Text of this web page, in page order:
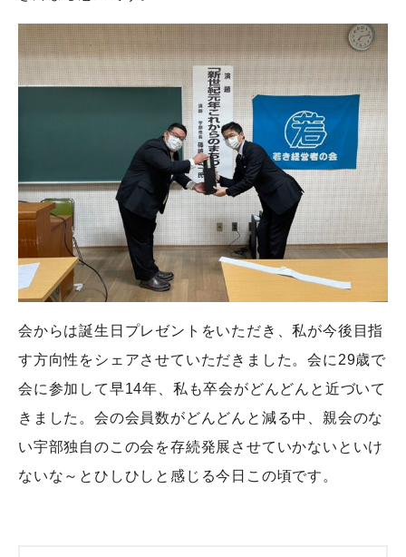
会からは誕生日プレゼントをいただき、私が今後目指
す方向性をシェアさせていただきました。会に29歳で
会に参加して早14年、私も卒会がどんどんと近づいて
きました。会の会員数がどんどんと減る中、親会のな
い宇部独自のこの会を存続発展させていかないといけ
ないな～とひしひしと感じる今日この頃です。